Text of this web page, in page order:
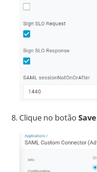
Clique no botão Save